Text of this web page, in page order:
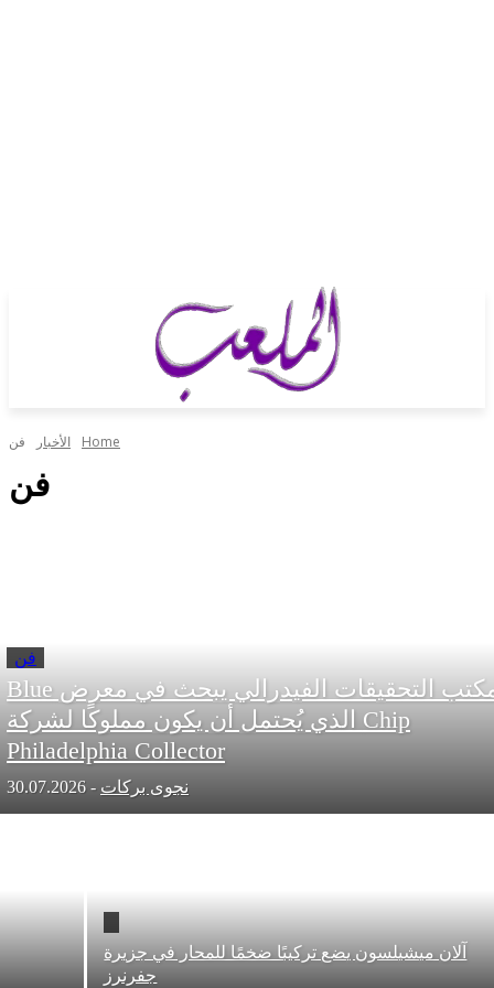
الأخبار فن
مكتب التحقيقات الفيدرالي يبحث في معرض Blue
Chip الذي يُحتمل أن يكون مملوكًا لشركة
Philadelphia Collector
نجوى بركات -
30.07.2026
ميشيلسون يضع تركيبًا ضخمًا للمحار في جزيرة